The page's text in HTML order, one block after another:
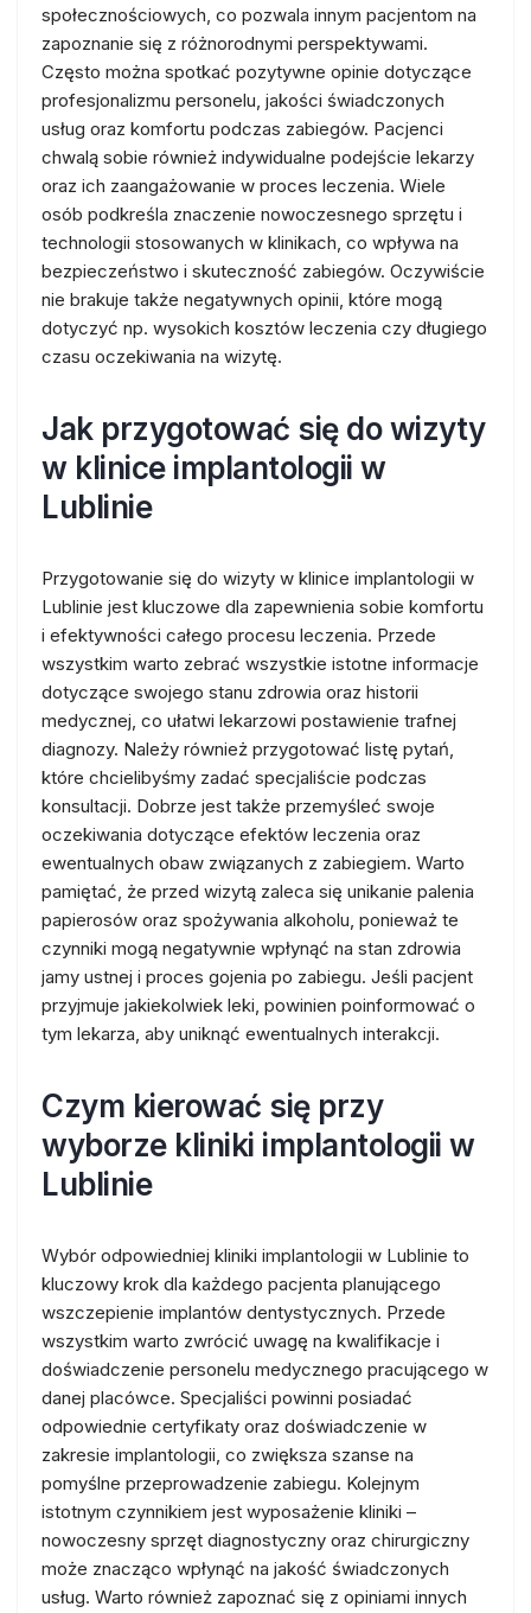
społecznościowych, co pozwala innym pacjentom na
zapoznanie się z różnorodnymi perspektywami.
Często można spotkać pozytywne opinie dotyczące
profesjonalizmu personelu, jakości świadczonych
usług oraz komfortu podczas zabiegów. Pacjenci
chwalą sobie również indywidualne podejście lekarzy
oraz ich zaangażowanie w proces leczenia. Wiele
osób podkreśla znaczenie nowoczesnego sprzętu i
technologii stosowanych w klinikach, co wpływa na
bezpieczeństwo i skuteczność zabiegów. Oczywiście
nie brakuje także negatywnych opinii, które mogą
dotyczyć np. wysokich kosztów leczenia czy długiego
czasu oczekiwania na wizytę.
Jak przygotować się do wizyty
w klinice implantologii w
Lublinie
Przygotowanie się do wizyty w klinice implantologii w
Lublinie jest kluczowe dla zapewnienia sobie komfortu
i efektywności całego procesu leczenia. Przede
wszystkim warto zebrać wszystkie istotne informacje
dotyczące swojego stanu zdrowia oraz historii
medycznej, co ułatwi lekarzowi postawienie trafnej
diagnozy. Należy również przygotować listę pytań,
które chcielibyśmy zadać specjaliście podczas
konsultacji. Dobrze jest także przemyśleć swoje
oczekiwania dotyczące efektów leczenia oraz
ewentualnych obaw związanych z zabiegiem. Warto
pamiętać, że przed wizytą zaleca się unikanie palenia
papierosów oraz spożywania alkoholu, ponieważ te
czynniki mogą negatywnie wpłynąć na stan zdrowia
jamy ustnej i proces gojenia po zabiegu. Jeśli pacjent
przyjmuje jakiekolwiek leki, powinien poinformować o
tym lekarza, aby uniknąć ewentualnych interakcji.
Czym kierować się przy
wyborze kliniki implantologii w
Lublinie
Wybór odpowiedniej kliniki implantologii w Lublinie to
kluczowy krok dla każdego pacjenta planującego
wszczepienie implantów dentystycznych. Przede
wszystkim warto zwrócić uwagę na kwalifikacje i
doświadczenie personelu medycznego pracującego w
danej placówce. Specjaliści powinni posiadać
odpowiednie certyfikaty oraz doświadczenie w
zakresie implantologii, co zwiększa szanse na
pomyślne przeprowadzenie zabiegu. Kolejnym
istotnym czynnikiem jest wyposażenie kliniki –
nowoczesny sprzęt diagnostyczny oraz chirurgiczny
może znacząco wpłynąć na jakość świadczonych
usług. Warto również zapoznać się z opiniami innych